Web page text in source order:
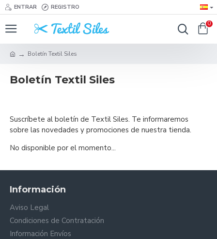
ENTRAR REGISTRO
0
Boletín Textil Siles
Boletín Textil Siles
Suscríbete al boletín de Textil Siles. Te informaremos
sobre las novedades y promociones de nuestra tienda.
No disponible por el momento...
Información
Aviso Legal
Condiciones de Contratación
Información Envíos